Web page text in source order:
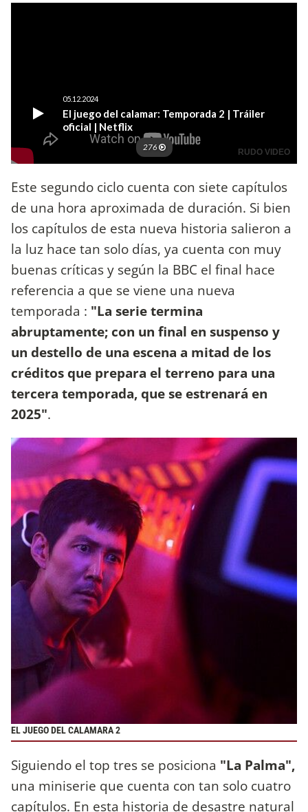
Este segundo ciclo cuenta con siete capítulos
de una hora aproximada de duración. Si bien
los capítulos de esta nueva historia salieron a
la luz hace tan solo días, ya cuenta con muy
buenas críticas y según la BBC el final hace
referencia a que se viene una nueva
temporada : "La serie termina
abruptamente; con un final en suspenso y
un destello de una escena a mitad de los
créditos que prepara el terreno para una
tercera temporada, que se estrenará en
2025".
EL JUEGO DEL CALAMARA 2
Siguiendo el top tres se posiciona "La Palma",
una miniserie que cuenta con tan solo cuatro
capítulos. En esta historia de desastre natural